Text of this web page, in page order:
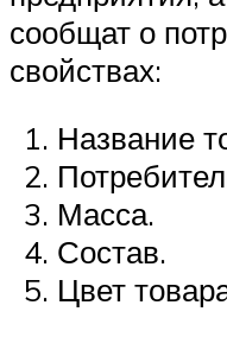
сообщат о
свойствах:
Название
Масса.
Состав.
Цвет